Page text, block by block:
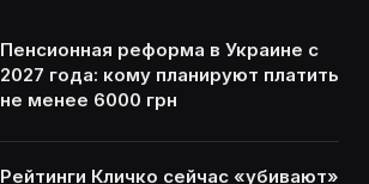
Пенсионная реформа в Украине с
2027 года: кому планируют платить
не менее 6000 грн
Рейтинги Кличко сейчас «убивают»